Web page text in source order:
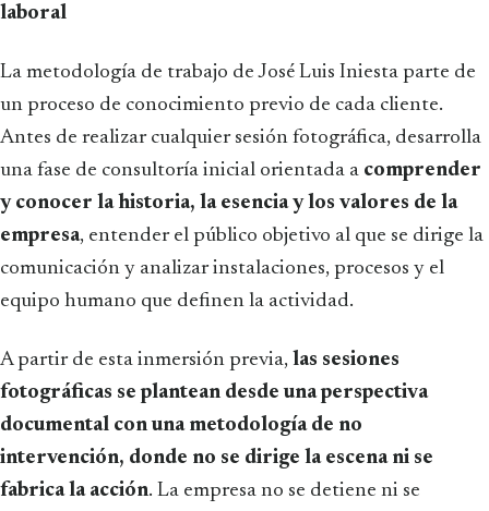
laboral
La metodología de trabajo de José Luis Iniesta parte de
un proceso de conocimiento previo de cada cliente.
Antes de realizar cualquier sesión fotográfica, desarrolla
una fase de consultoría inicial orientada a comprender
y conocer la historia, la esencia y los valores de la
empresa, entender el público objetivo al que se dirige la
comunicación y analizar instalaciones, procesos y el
equipo humano que definen la actividad.
A partir de esta inmersión previa, las sesiones
fotográficas se plantean desde una perspectiva
documental con una metodología de no
intervención, donde no se dirige la escena ni se
fabrica la acción. La empresa no se detiene ni se